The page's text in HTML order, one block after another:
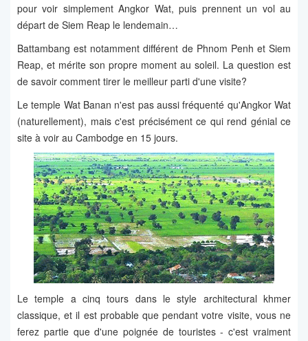
pour voir simplement Angkor Wat, puis prennent un vol au
départ de Siem Reap le lendemain…
Battambang est notamment différent de Phnom Penh et Siem
Reap, et mérite son propre moment au soleil. La question est
de savoir comment tirer le meilleur parti d'une visite?
Le temple Wat Banan n'est pas aussi fréquenté qu'Angkor Wat
(naturellement), mais c'est précisément ce qui rend génial ce
site à voir au Cambodge en 15 jours.
Le temple a cinq tours dans le style architectural khmer
classique, et il est probable que pendant votre visite, vous ne
ferez partie que d'une poignée de touristes - c'est vraiment